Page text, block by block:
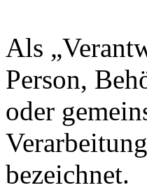
Als
Person,
oder
bezeichnet.